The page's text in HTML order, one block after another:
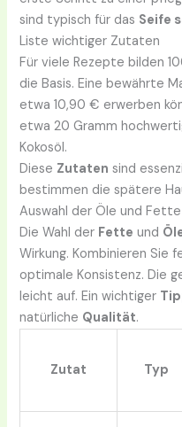
sind typisch für das Seife
Liste wichtiger Zutaten
Für viele Rezepte bilden
die Basis. Eine bewährte
etwa 10,90 € erwerben
etwa 20 Gramm
Kokosöl.
Diese Zutaten sind
bestimmen die spätere
Auswahl der Öle und Fette
Die Wahl der Fette und
Wirkung. Kombinieren Sie
optimale Konsistenz. Die
leicht auf. Ein wichtiger
natürliche Qualität.
Zutat Typ